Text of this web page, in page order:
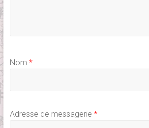
Nom *
Adresse de messagerie *